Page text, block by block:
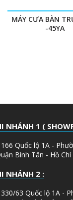
MÁY CƯA BÀN
-45YA
NHÁNH 1 (
166 Quốc lộ 1A -
Bình Tân - Hồ Chí
NHÁNH 2 :
330/63 Quốc lộ 1A -